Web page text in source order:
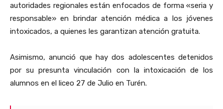
autoridades regionales están enfocados de forma «seria y
responsable» en brindar atención médica a los jóvenes
intoxicados, a quienes les garantizan atención gratuita.
Asimismo, anunció que hay dos adolescentes detenidos
por su presunta vinculación con la intoxicación de los
alumnos en el liceo 27 de Julio en Turén.